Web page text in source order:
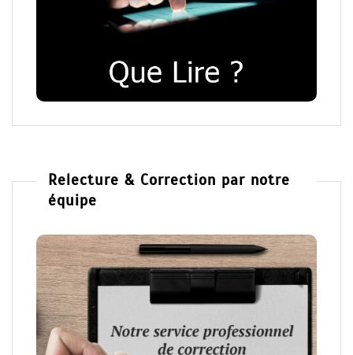
Relecture & Correction par notre
équipe